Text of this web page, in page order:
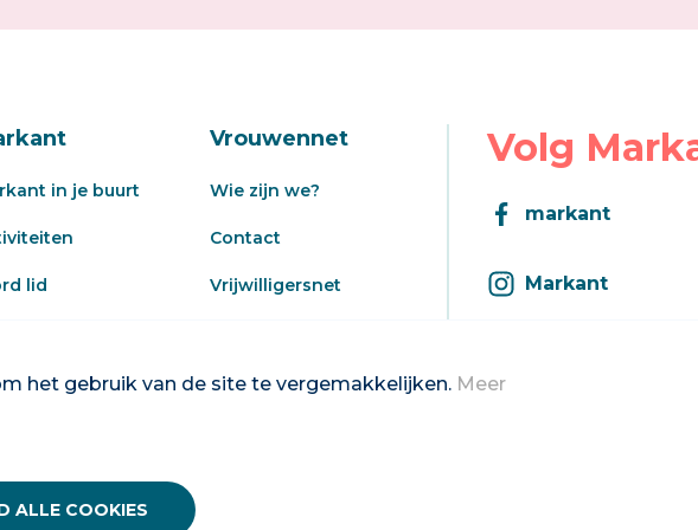
het gebruik van de site te vergemakkelijken. Meer
ALLE COOKIES
in je buurt
lid
vrijwilliger
Vrouwennet
Wie zijn we?
Contact
Vrijwilligersnet
Registratie aanbod
Volg
markant
Markant